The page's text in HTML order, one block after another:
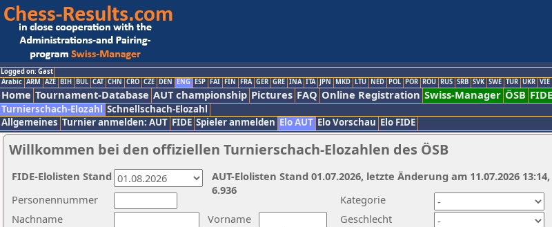
Logged on: Gast
Arabic ARM AZE BIH BUL CAT CHN CRO CZE DEN ENG ESP FAI FIN FRA GER GRE INA ITA JPN MKD LTU NED POL POR ROU RUS SRB SVK SWE TUR UKR VIE
Home Tournament-Database AUT championship Pictures FAQ Online Registration Swiss-Manager ÖSB FIDE
Turnierschach-Elozahl Schnellschach-Elozahl
Allgemeines Turnier anmelden: AUT FIDE Spieler anmelden Elo AUT Elo Vorschau Elo FIDE
Willkommen bei den offiziellen Turnierschach-Elozahlen des ÖSB
Nachname
Vorname
Kategorie
Personennummer
Geschlecht
AUT-Elolisten Stand 01.07.2026, letzte Änderung am 11.07.2026
6.936
FIDE-Elolisten Stand